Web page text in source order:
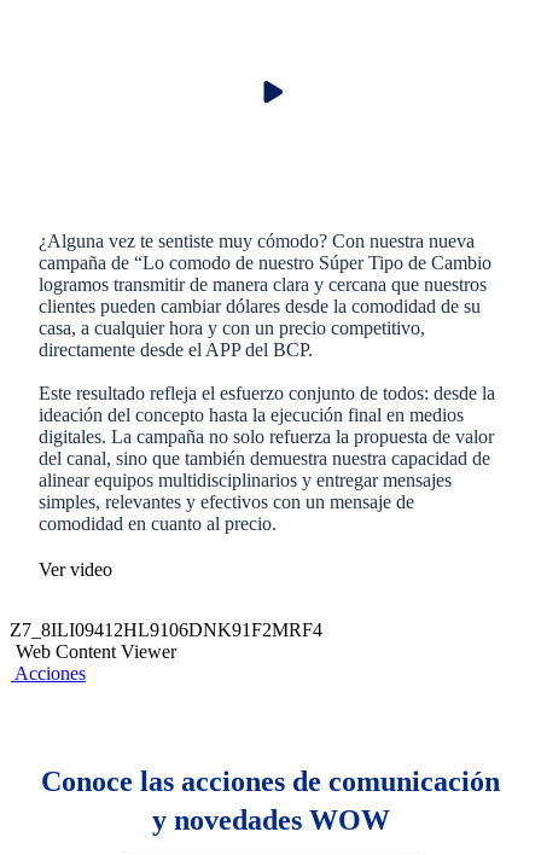
¿Alguna vez te sentiste muy cómodo? Con nuestra nueva
campaña de “Lo comodo de nuestro Súper Tipo de Cambio
logramos transmitir de manera clara y cercana que nuestros
clientes pueden cambiar dólares desde la comodidad de su
casa, a cualquier hora y con un precio competitivo,
directamente desde el APP del BCP.
Este resultado refleja el esfuerzo conjunto de todos: desde la
ideación del concepto hasta la ejecución final en medios
digitales. La campaña no solo refuerza la propuesta de valor
del canal, sino que también demuestra nuestra capacidad de
alinear equipos multidisciplinarios y entregar mensajes
simples, relevantes y efectivos con un mensaje de
comodidad en cuanto al precio.
Ver video
Z7_8ILI09412HL9106DNK91F2MRF4
Web Content Viewer
Acciones
Conoce las acciones de comunicación
y novedades WOW